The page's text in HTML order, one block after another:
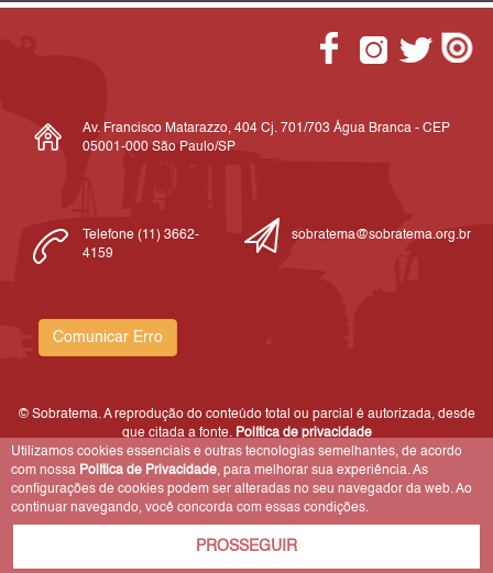
Av. Francisco Matarazzo, 404 Cj. 701/703 Água Branca - CEP
05001-000 São Paulo/SP
Telefone (11) 3662-
4159
sobratema@sobratema.org.br
Comunicar Erro
© Sobratema. A reprodução do conteúdo total ou parcial é autorizada, desde
que citada a fonte. Política de privacidade
Utilizamos cookies essenciais e outras tecnologias semelhantes, de acordo
com nossa Política de Privacidade, para melhorar sua experiência. As
configurações de cookies podem ser alteradas no seu navegador da web. Ao
continuar navegando, você concorda com essas condições.
PROSSEGUIR